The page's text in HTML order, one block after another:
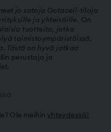
jo satoja Octacell-tiloja
ja yhteisöille. On
tuotteita, jotka
toimistoympäristöissä,
Tästä on hyvä jatkaa
perustaja ja
Ole meihin yhteydessä!